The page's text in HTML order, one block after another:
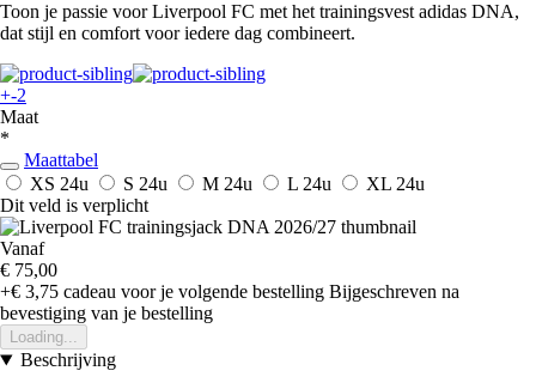
Toon je passie voor Liverpool FC met het trainingsvest adidas DNA,
dat stijl en comfort voor iedere dag combineert.
+-2
Maat
*
Maattabel
XS 24u S 24u M 24u L 24u XL 24u
Dit veld is verplicht
Vanaf
€ 75,00
+€ 3,75 cadeau voor je volgende bestelling Bijgeschreven na
bevestiging van je bestelling
Loading...
Beschrijving